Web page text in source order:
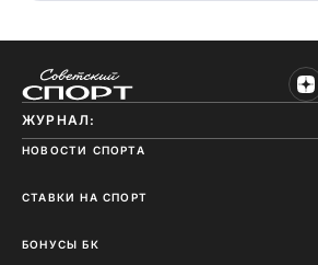
ЖУРНАЛ:
НОВОСТИ СПОРТА
СТАВКИ НА СПОРТ
БОНУСЫ БК